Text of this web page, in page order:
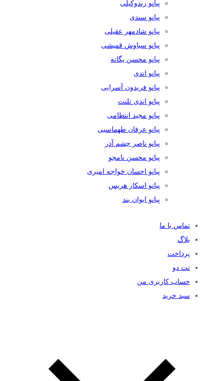
پیانو زندوکیلی
پیانو سندی
پیانو شادمهر عقیلی
پیانو سیاوش قمیشی
پیانو محسن یگانه
پیانو اندی
پیانو فریدون آسرایی
پیانو اندی تلنت
پیانو مجید انتظامی
پیانو عرفان طهماسبی
پیانو ناصر چشم آذر
پیانو محسن نامجو
پیانو احسان خواجه امیری
پیانو اسکار هریس
پیانو ایوان بند
تماس با ما
بلاگ
پرداخت
نت دو
حساب کاربری من
سبد خرید